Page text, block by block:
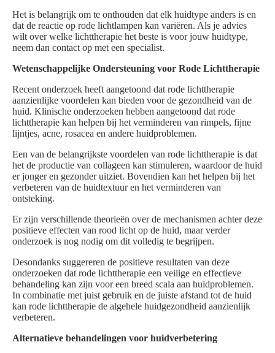
Het is belangrijk om te onthouden dat elk huidtype anders is en
dat de reactie op rode lichtlampen kan variëren. Als je advies
wilt over welke lichttherapie het beste is voor jouw huidtype,
neem dan contact op met een specialist.
Wetenschappelijke Ondersteuning voor Rode Lichttherapie
Recent onderzoek heeft aangetoond dat rode lichttherapie
aanzienlijke voordelen kan bieden voor de gezondheid van de
huid. Klinische onderzoeken hebben aangetoond dat rode
lichttherapie kan helpen bij het verminderen van rimpels, fijne
lijntjes, acne, rosacea en andere huidproblemen.
Een van de belangrijkste voordelen van rode lichttherapie is dat
het de productie van collageen kan stimuleren, waardoor de huid
er jonger en gezonder uitziet. Bovendien kan het helpen bij het
verbeteren van de huidtextuur en het verminderen van
ontsteking.
Er zijn verschillende theorieën over de mechanismen achter deze
positieve effecten van rood licht op de huid, maar verder
onderzoek is nog nodig om dit volledig te begrijpen.
Desondanks suggereren de positieve resultaten van deze
onderzoeken dat rode lichttherapie een veilige en effectieve
behandeling kan zijn voor een breed scala aan huidproblemen.
In combinatie met juist gebruik en de juiste afstand tot de huid
kan rode lichttherapie de algehele huidgezondheid aanzienlijk
verbeteren.
Alternatieve behandelingen voor huidverbetering